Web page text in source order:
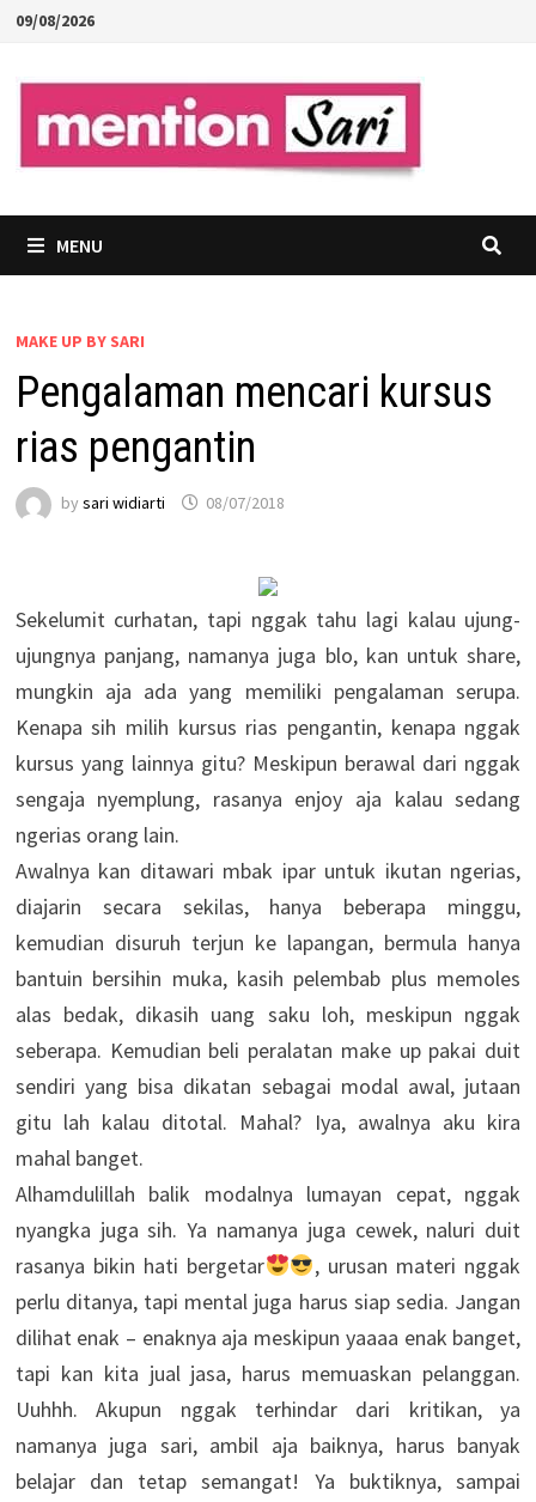
Skip
content
09/08/2026
MENU
MAKE UP BY SARI
Pengalaman mencari kursus
rias pengantin
by sari widiarti 08/07/2018
Sekelumit curhatan, tapi nggak tahu lagi kalau ujung-
ujungnya panjang, namanya juga blo, kan untuk share,
mungkin aja ada yang memiliki pengalaman serupa.
Kenapa sih milih kursus rias pengantin, kenapa nggak
kursus yang lainnya gitu? Meskipun berawal dari nggak
sengaja nyemplung, rasanya enjoy aja kalau sedang
ngerias orang lain.
Awalnya kan ditawari mbak ipar untuk ikutan ngerias,
diajarin secara sekilas, hanya beberapa minggu,
kemudian disuruh terjun ke lapangan, bermula hanya
bantuin bersihin muka, kasih pelembab plus memoles
alas bedak, dikasih uang saku loh, meskipun nggak
seberapa. Kemudian beli peralatan make up pakai duit
sendiri yang bisa dikatan sebagai modal awal, jutaan
gitu lah kalau ditotal. Mahal? Iya, awalnya aku kira
mahal banget.
Alhamdulillah balik modalnya lumayan cepat, nggak
nyangka juga sih. Ya namanya juga cewek, naluri duit
rasanya bikin hati bergetar
, urusan materi nggak
perlu ditanya, tapi mental juga harus siap sedia. Jangan
dilihat enak – enaknya aja meskipun yaaaa enak banget,
tapi kan kita jual jasa, harus memuaskan pelanggan.
Uuhhh. Akupun nggak terhindar dari kritikan, ya
namanya juga sari, ambil aja baiknya, harus banyak
belajar dan tetap semangat! Ya buktiknya, sampai